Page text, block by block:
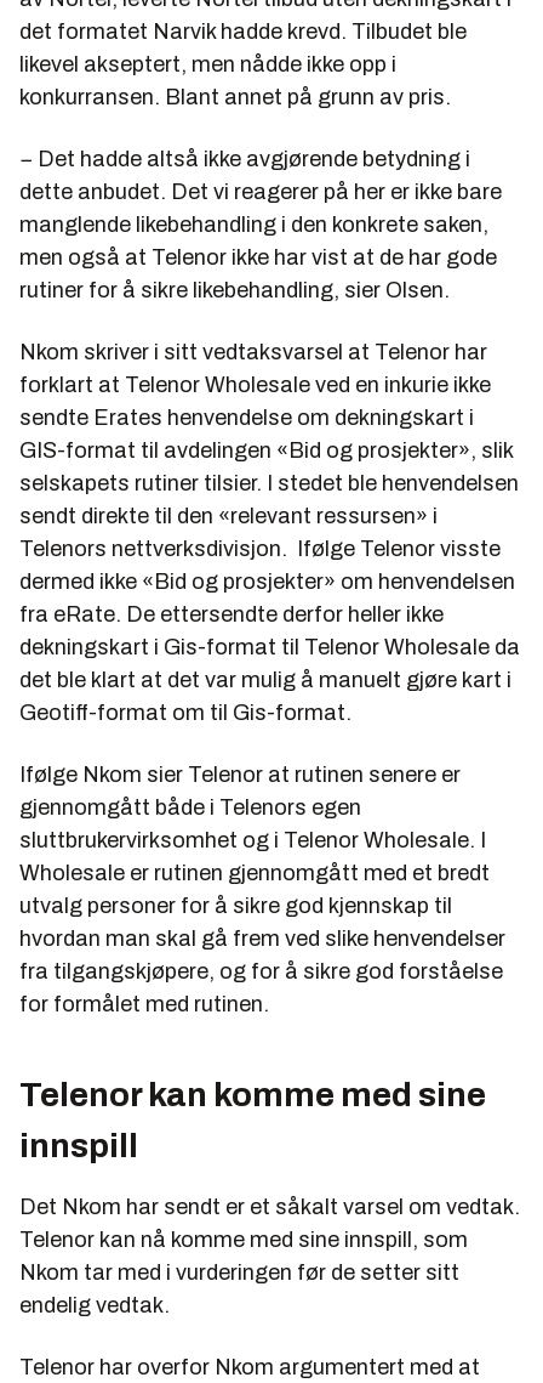
det formatet Narvik hadde krevd. Tilbudet ble
likevel akseptert, men nådde ikke opp i
konkurransen. Blant annet på grunn av pris.
− Det hadde altså ikke avgjørende betydning i
dette anbudet. Det vi reagerer på her er ikke bare
manglende likebehandling i den konkrete saken,
men også at Telenor ikke har vist at de har gode
rutiner for å sikre likebehandling, sier Olsen.
Nkom skriver i sitt vedtaksvarsel at Telenor har
forklart at Telenor Wholesale ved en inkurie ikke
sendte Erates henvendelse om dekningskart i
GIS-format til avdelingen «Bid og prosjekter», slik
selskapets rutiner tilsier. I stedet ble henvendelsen
sendt direkte til den «relevant ressursen» i
Telenors nettverksdivisjon. Ifølge Telenor visste
dermed ikke «Bid og prosjekter» om henvendelsen
fra eRate. De ettersendte derfor heller ikke
dekningskart i Gis-format til Telenor Wholesale da
det ble klart at det var mulig å manuelt gjøre kart i
Geotiff-format om til Gis-format.
Ifølge Nkom sier Telenor at rutinen senere er
gjennomgått både i Telenors egen
sluttbrukervirksomhet og i Telenor Wholesale. I
Wholesale er rutinen gjennomgått med et bredt
utvalg personer for å sikre god kjennskap til
hvordan man skal gå frem ved slike henvendelser
fra tilgangskjøpere, og for å sikre god forståelse
for formålet med rutinen.
Telenor kan komme med sine
innspill
Det Nkom har sendt er et såkalt varsel om vedtak.
Telenor kan nå komme med sine innspill, som
Nkom tar med i vurderingen før de setter sitt
endelig vedtak.
Telenor har overfor Nkom argumentert med at